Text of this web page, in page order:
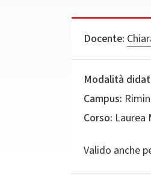
Docente:
Modalità
Campus:
Corso: Laurea
Valido anche